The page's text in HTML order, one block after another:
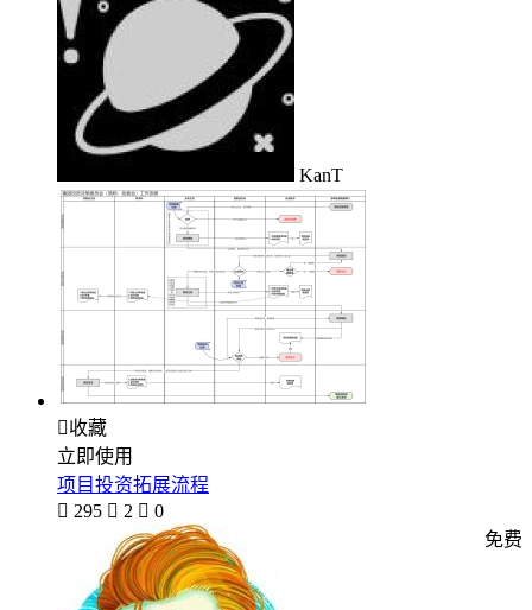
KanT
收藏
立即使用
项目投资拓展流程
 295  2  0
免费